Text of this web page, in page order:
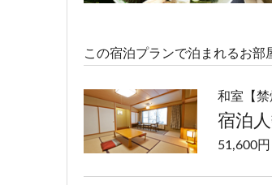
この宿泊プランで泊まれるお部
和室【禁
宿泊
51,600